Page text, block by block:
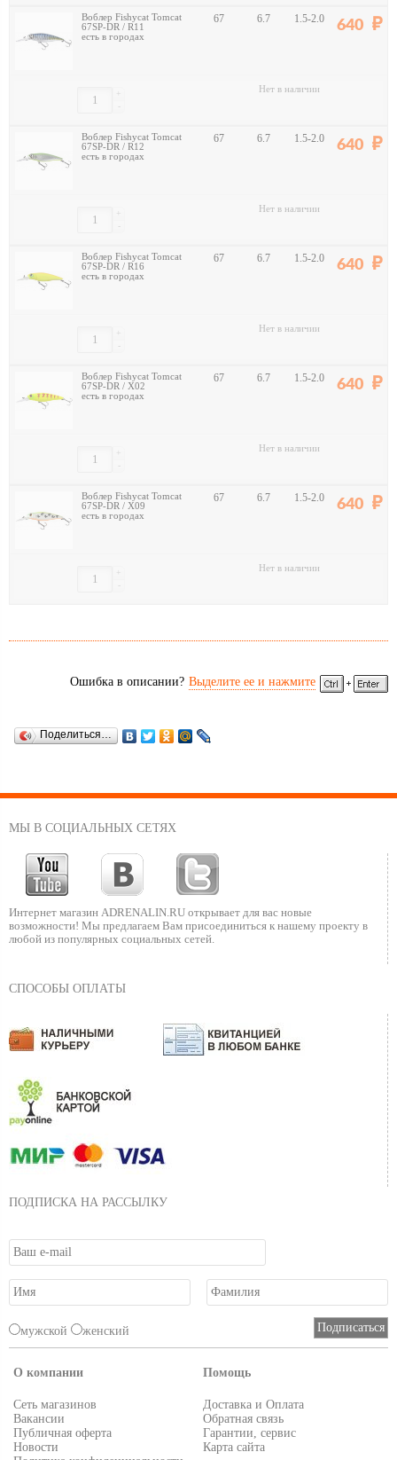
Воблер Fishycat Tomcat
67SP-DR / R11
есть в городах
67 6.7 1.5-2.0 640
-
+ Нет в наличии
Воблер Fishycat Tomcat
67SP-DR / R12
есть в городах
67 6.7 1.5-2.0 640
-
+ Нет в наличии
Воблер Fishycat Tomcat
67SP-DR / R16
есть в городах
67 6.7 1.5-2.0 640
-
+ Нет в наличии
Воблер Fishycat Tomcat
67SP-DR / X02
есть в городах
67 6.7 1.5-2.0 640
-
+ Нет в наличии
Воблер Fishycat Tomcat
67SP-DR / X09
есть в городах
67 6.7 1.5-2.0 640
-
+ Нет в наличии
Ошибка в описании? Выделите ее и нажмите
Поделиться…
МЫ В СОЦИАЛЬНЫХ СЕТЯХ
Интернет магазин ADRENALIN.RU открывает для вас новые
возможности! Мы предлагаем Вам присоединиться к нашему проекту в
любой из популярных социальных сетей.
СПОСОБЫ ОПЛАТЫ
ПОДПИСКА НА РАССЫЛКУ
мужской женский
О компании
Сеть магазинов
Вакансии
Публичная оферта
Новости
Помощь
Доставка и Оплата
Обратная связь
Гарантии, сервис
Карта сайта